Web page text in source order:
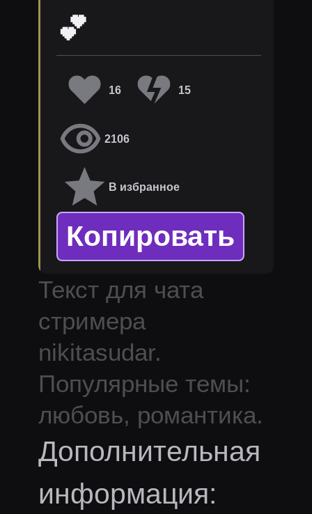
💕
16 15
2106
В избранное
Копировать
Текст для чата
стримера
nikitasudar.
Популярные темы:
любовь, романтика.
Дополнительная
информация: